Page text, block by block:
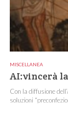
MISCELLANEA
AI:vincerà
Con la diffusione
soluzioni